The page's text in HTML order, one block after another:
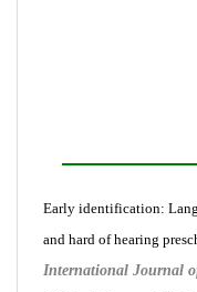
Early identification:
and hard of hearing
International Journal